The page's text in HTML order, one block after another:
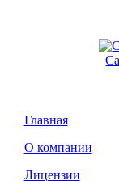
Главная
О компании
Лицензии